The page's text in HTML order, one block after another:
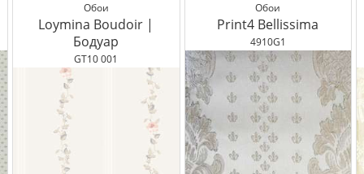
Обои
Loymina Boudoir |
Бодуар
GT10 001
Обои
Print4 Bellissima
4910G1